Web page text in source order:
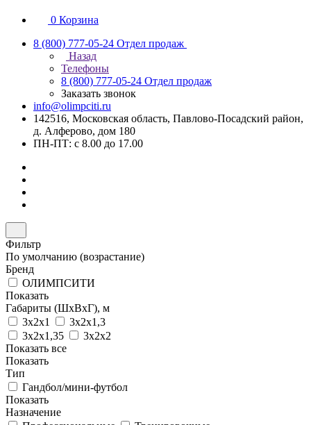
0 Корзина
8 (800) 777-05-24 Отдел продаж
Назад
Телефоны
8 (800) 777-05-24 Отдел продаж
Заказать звонок
info@olimpciti.ru
142516, Московская область, Павлово-Посадский район,
д. Алферово, дом 180
ПН-ПТ: с 8.00 до 17.00
Фильтр
По умолчанию (возрастание)
Бренд
ОЛИМПСИТИ
Показать
Габариты (ШхВхГ), м
3х2х1
3х2х1,3
3х2х1,35
3х2х2
Показать все
Показать
Тип
Гандбол/мини-футбол
Показать
Назначение